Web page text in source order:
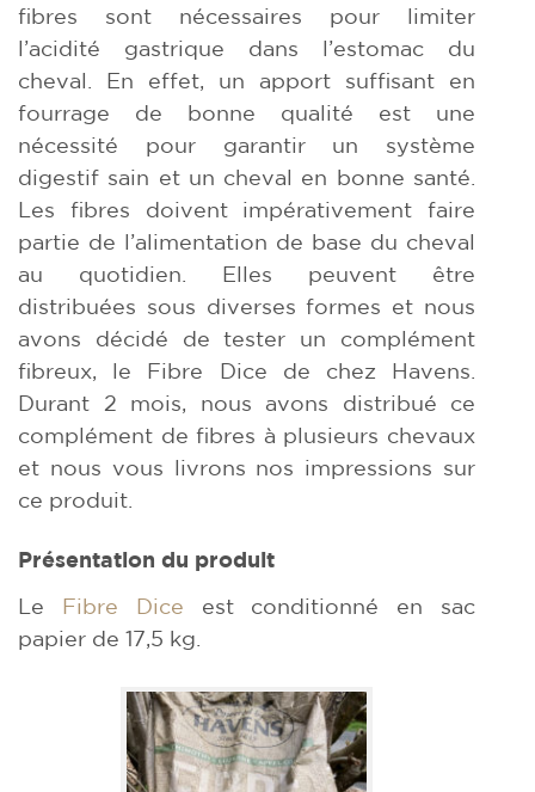
fibres sont nécessaires pour limiter
l’acidité gastrique dans l’estomac du
cheval. En effet, un apport suffisant en
fourrage de bonne qualité est une
nécessité pour garantir un système
digestif sain et un cheval en bonne santé.
Les fibres doivent impérativement faire
partie de l’alimentation de base du cheval
au quotidien. Elles peuvent être
distribuées sous diverses formes et nous
avons décidé de tester un complément
fibreux, le Fibre Dice de chez Havens.
Durant 2 mois, nous avons distribué ce
complément de fibres à plusieurs chevaux
et nous vous livrons nos impressions sur
ce produit.
Présentation du produit
Le Fibre Dice est conditionné en sac
papier de 17,5 kg.